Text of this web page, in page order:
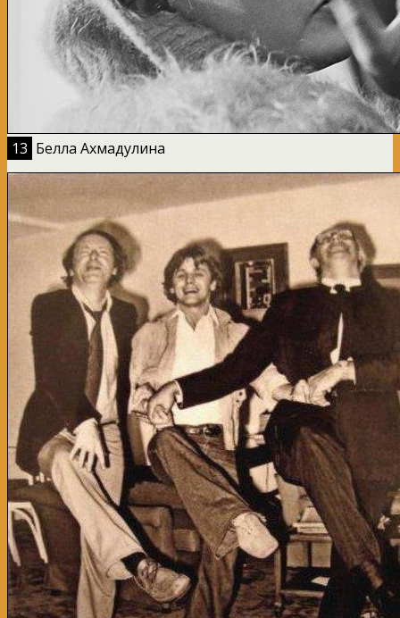
13 Белла Ахмадулина